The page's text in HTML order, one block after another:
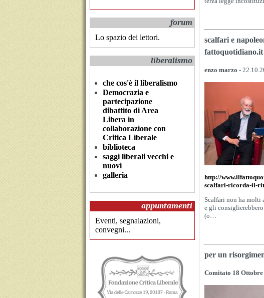
forum
Lo spazio dei lettori.
liberalismo
che cos'è il liberalismo
Democrazia e
partecipazione
dibattito di Area
Libera in
collaborazione con
Critica Liberale
biblioteca
saggi liberali vecchi e
nuovi
galleria
appuntamenti
Eventi, segnalazioni,
convegni...
scalfari e
fattoquotidiano.it
enzo marzo -
http://
scalfari-ricorda-il-
Scalfari non ha molti
e gli
(o…
per un
Comitato 18